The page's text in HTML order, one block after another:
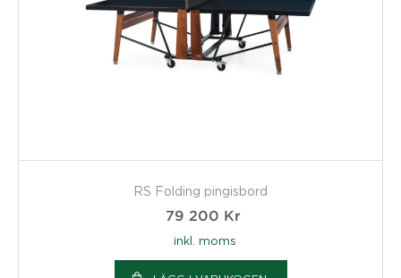
RS Folding pingisbord
79 200 Kr
inkl. moms